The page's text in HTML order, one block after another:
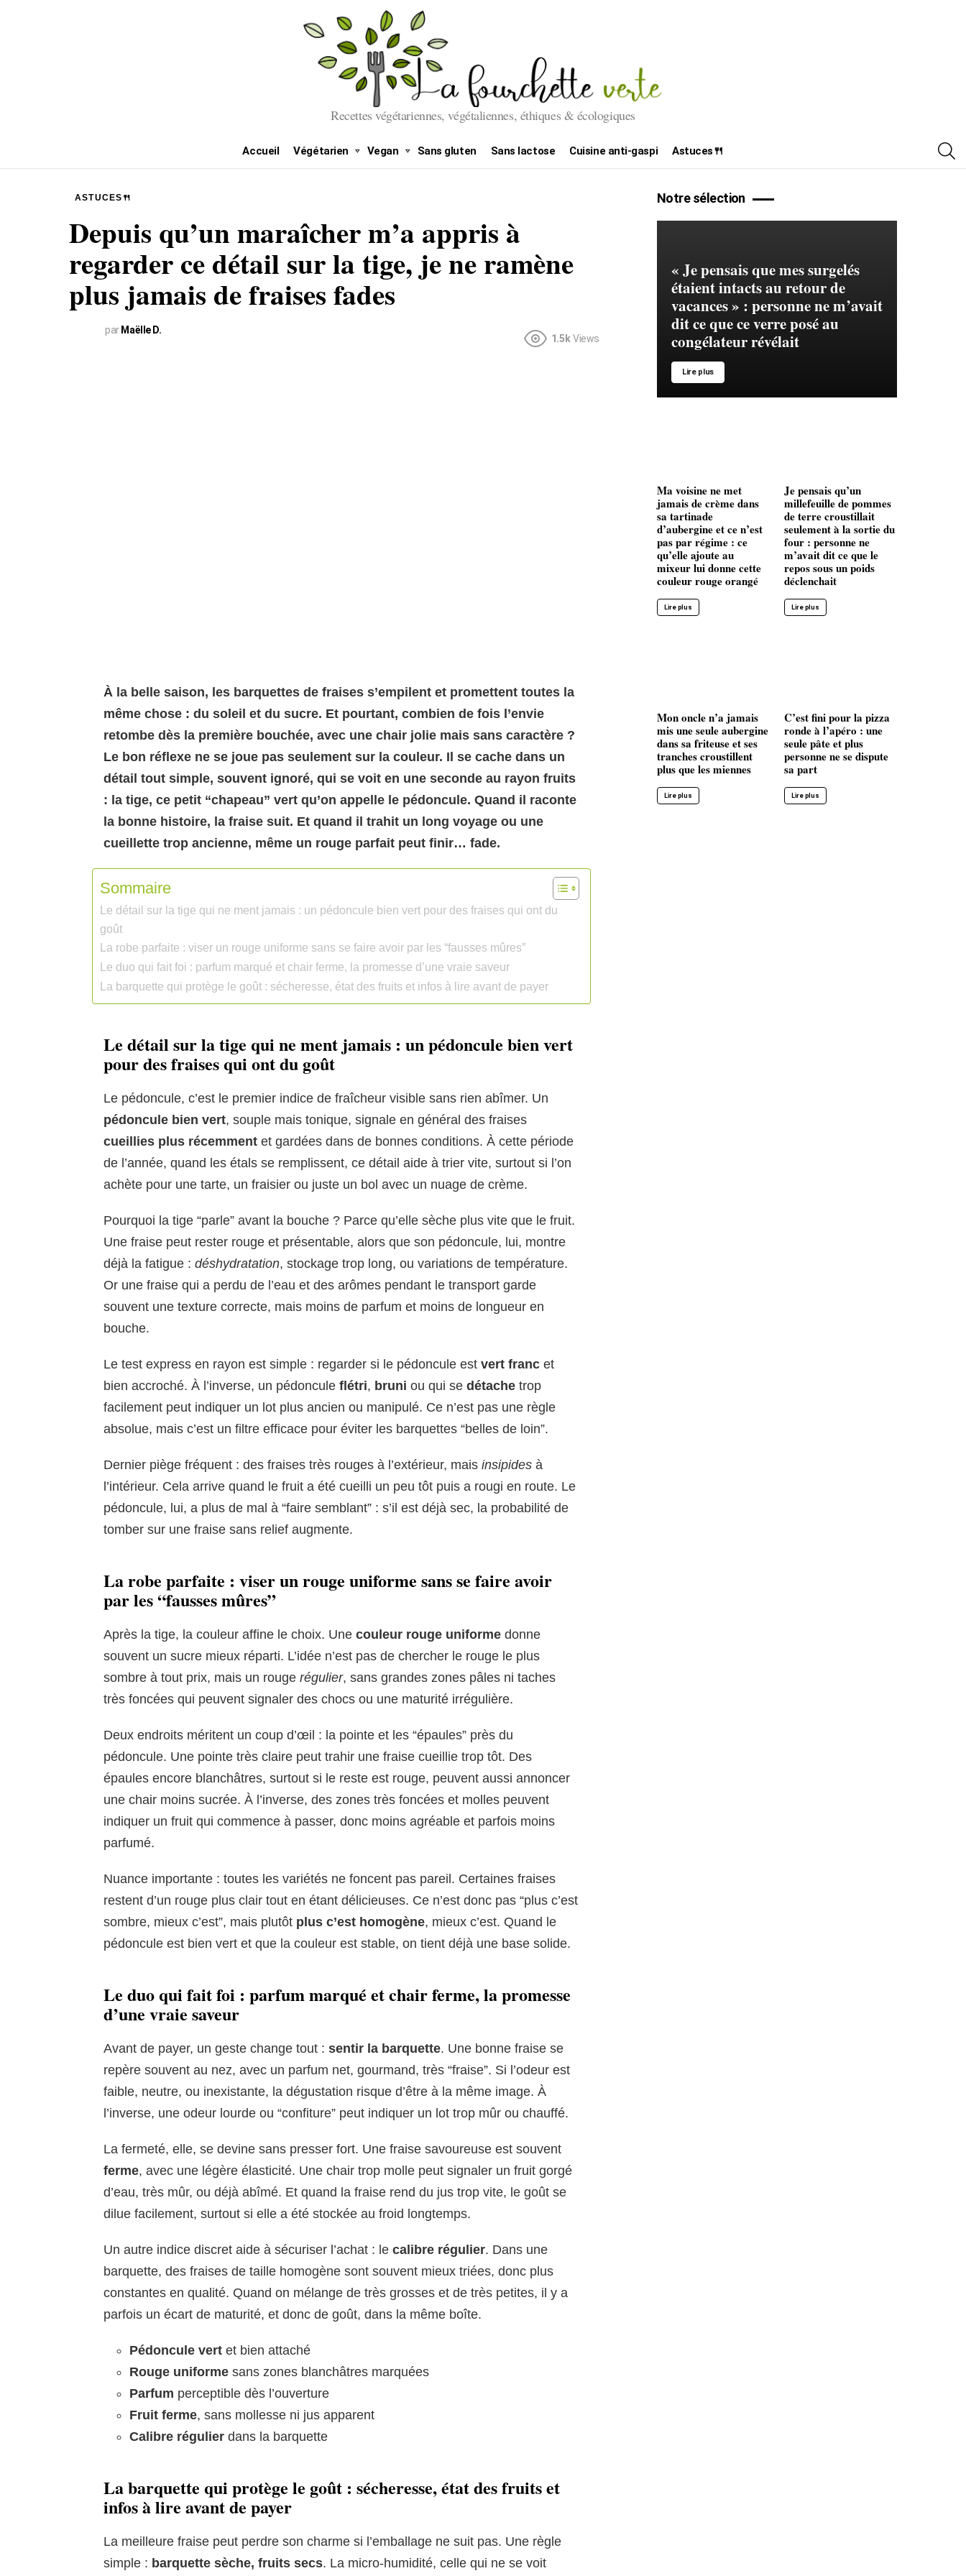
Recettes végétariennes, végétaliennes, éthiques & écologiques
Accueil Végétarien Vegan Sans gluten Sans lactose Cuisine anti-gaspi Astuces🍴
ASTUCES🍴
Depuis qu’un maraîcher m’a appris à
regarder ce détail sur la tige, je ne ramène
plus jamais de fraises fades
par Maëlle D.
1.5k Views
À la belle saison, les barquettes de fraises s’empilent et promettent toutes la
même chose : du soleil et du sucre. Et pourtant, combien de fois l’envie
retombe dès la première bouchée, avec une chair jolie mais sans caractère ?
Le bon réflexe ne se joue pas seulement sur la couleur. Il se cache dans un
détail tout simple, souvent ignoré, qui se voit en une seconde au rayon fruits
: la tige, ce petit “chapeau” vert qu’on appelle le pédoncule. Quand il raconte
la bonne histoire, la fraise suit. Et quand il trahit un long voyage ou une
cueillette trop ancienne, même un rouge parfait peut finir… fade.
Sommaire
Le détail sur la tige qui ne ment jamais : un pédoncule bien vert pour des fraises qui ont du
goût
La robe parfaite : viser un rouge uniforme sans se faire avoir par les “fausses mûres”
Le duo qui fait foi : parfum marqué et chair ferme, la promesse d’une vraie saveur
La barquette qui protège le goût : sécheresse, état des fruits et infos à lire avant de payer
Le détail sur la tige qui ne ment jamais : un pédoncule bien vert
pour des fraises qui ont du goût
Le pédoncule, c’est le premier indice de fraîcheur visible sans rien abîmer. Un
pédoncule bien vert, souple mais tonique, signale en général des fraises
cueillies plus récemment et gardées dans de bonnes conditions. À cette période
de l’année, quand les étals se remplissent, ce détail aide à trier vite, surtout si l’on
achète pour une tarte, un fraisier ou juste un bol avec un nuage de crème.
Pourquoi la tige “parle” avant la bouche ? Parce qu’elle sèche plus vite que le fruit.
Une fraise peut rester rouge et présentable, alors que son pédoncule, lui, montre
déjà la fatigue : déshydratation, stockage trop long, ou variations de température.
Or une fraise qui a perdu de l’eau et des arômes pendant le transport garde
souvent une texture correcte, mais moins de parfum et moins de longueur en
bouche.
Le test express en rayon est simple : regarder si le pédoncule est vert franc et
bien accroché. À l’inverse, un pédoncule flétri, bruni ou qui se détache trop
facilement peut indiquer un lot plus ancien ou manipulé. Ce n’est pas une règle
absolue, mais c’est un filtre efficace pour éviter les barquettes “belles de loin”.
Dernier piège fréquent : des fraises très rouges à l’extérieur, mais insipides à
l’intérieur. Cela arrive quand le fruit a été cueilli un peu tôt puis a rougi en route. Le
pédoncule, lui, a plus de mal à “faire semblant” : s’il est déjà sec, la probabilité de
tomber sur une fraise sans relief augmente.
La robe parfaite : viser un rouge uniforme sans se faire avoir
par les “fausses mûres”
Après la tige, la couleur affine le choix. Une couleur rouge uniforme donne
souvent un sucre mieux réparti. L’idée n’est pas de chercher le rouge le plus
sombre à tout prix, mais un rouge régulier, sans grandes zones pâles ni taches
très foncées qui peuvent signaler des chocs ou une maturité irrégulière.
Deux endroits méritent un coup d’œil : la pointe et les “épaules” près du
pédoncule. Une pointe très claire peut trahir une fraise cueillie trop tôt. Des
épaules encore blanchâtres, surtout si le reste est rouge, peuvent aussi annoncer
une chair moins sucrée. À l’inverse, des zones très foncées et molles peuvent
indiquer un fruit qui commence à passer, donc moins agréable et parfois moins
parfumé.
Nuance importante : toutes les variétés ne foncent pas pareil. Certaines fraises
restent d’un rouge plus clair tout en étant délicieuses. Ce n’est donc pas “plus c’est
sombre, mieux c’est”, mais plutôt plus c’est homogène, mieux c’est. Quand le
pédoncule est bien vert et que la couleur est stable, on tient déjà une base solide.
Le duo qui fait foi : parfum marqué et chair ferme, la promesse
d’une vraie saveur
Avant de payer, un geste change tout : sentir la barquette. Une bonne fraise se
repère souvent au nez, avec un parfum net, gourmand, très “fraise”. Si l’odeur est
faible, neutre, ou inexistante, la dégustation risque d’être à la même image. À
l’inverse, une odeur lourde ou “confiture” peut indiquer un lot trop mûr ou chauffé.
La fermeté, elle, se devine sans presser fort. Une fraise savoureuse est souvent
ferme, avec une légère élasticité. Une chair trop molle peut signaler un fruit gorgé
d’eau, très mûr, ou déjà abîmé. Et quand la fraise rend du jus trop vite, le goût se
dilue facilement, surtout si elle a été stockée au froid longtemps.
Un autre indice discret aide à sécuriser l’achat : le calibre régulier. Dans une
barquette, des fraises de taille homogène sont souvent mieux triées, donc plus
constantes en qualité. Quand on mélange de très grosses et de très petites, il y a
parfois un écart de maturité, et donc de goût, dans la même boîte.
Pédoncule vert et bien attaché
Rouge uniforme sans zones blanchâtres marquées
Parfum perceptible dès l’ouverture
Fruit ferme, sans mollesse ni jus apparent
Calibre régulier dans la barquette
La barquette qui protège le goût : sécheresse, état des fruits et
infos à lire avant de payer
La meilleure fraise peut perdre son charme si l’emballage ne suit pas. Une règle
simple : barquette sèche, fruits secs. La micro-humidité, celle qui ne se voit
Notre sélection
« Je pensais que mes surgelés
étaient intacts au retour de
vacances » : personne ne m’avait
dit ce que ce verre posé au
congélateur révélait
Lire plus
Ma voisine ne met
jamais de crème dans
sa tartinade
d’aubergine et ce n’est
pas par régime : ce
qu’elle ajoute au
mixeur lui donne cette
couleur rouge orangé
Lire plus
Je pensais qu’un
millefeuille de pommes
de terre croustillait
seulement à la sortie du
four : personne ne
m’avait dit ce que le
repos sous un poids
déclenchait
Lire plus
Mon oncle n’a jamais
mis une seule aubergine
dans sa friteuse et ses
tranches croustillent
plus que les miennes
Lire plus
C’est fini pour la pizza
ronde à l’apéro : une
seule pâte et plus
personne ne se dispute
sa part
Lire plus